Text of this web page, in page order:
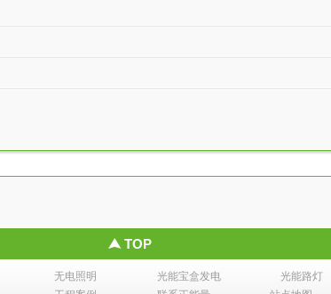
TOP
无电照明 光能宝盒发电
光能路灯